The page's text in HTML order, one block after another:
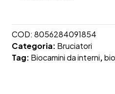
COD: 8056284091854
Categoria: Bruciatori
Tag: Biocamini da interni,